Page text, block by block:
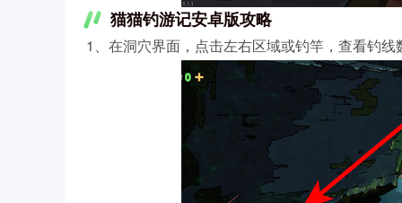
猫猫钓游记安卓版攻略
1、在洞穴界面，点击左右区域或钓竿，查看钓线